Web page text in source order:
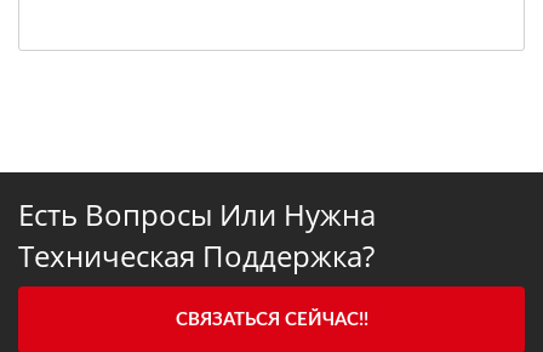
Есть Вопросы Или Нужна
Техническая Поддержка?
СВЯЗАТЬСЯ СЕЙЧАС!!